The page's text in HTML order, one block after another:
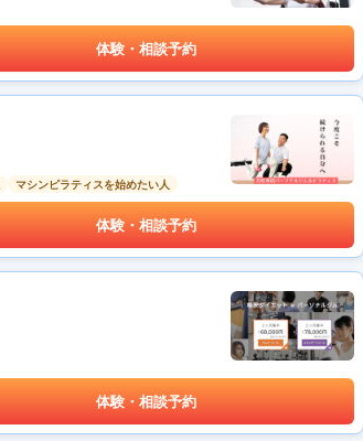
体験・相談予約
マシンピラティスを始めたい人
体験・相談予約
体験・相談予約